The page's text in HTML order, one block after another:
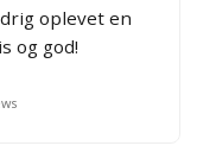
oplevet en
og god!